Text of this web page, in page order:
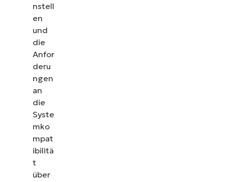
nstell
en
und
die
Anfor
deru
ngen
an
die
Syste
mko
mpat
ibilitä
t
über